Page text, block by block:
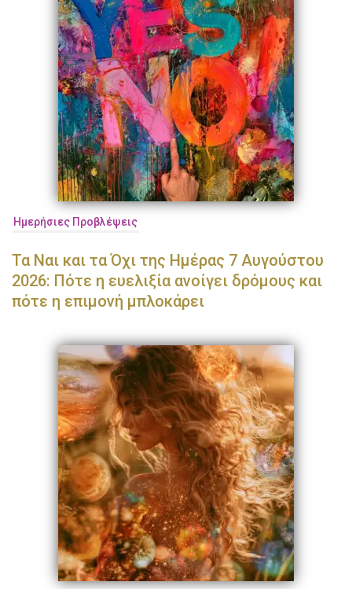
Ημερήσιες Προβλέψεις
Τα Ναι και τα Όχι της Ημέρας 7 Αυγούστου
2026: Πότε η ευελιξία ανοίγει δρόμους και
πότε η επιμονή μπλοκάρει